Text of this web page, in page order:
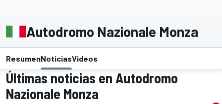
Autodromo Nazionale Monza
ResumenNoticiasVideos
Últimas noticias en Autodromo
Nazionale Monza